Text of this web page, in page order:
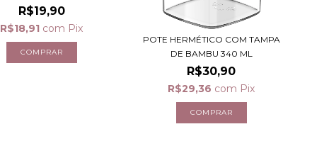
R$19,90
R$18,91 com Pix
POTE HERMÉTICO COM TAMPA
DE BAMBU 340 ML
R$30,90
R$29,36 com Pix